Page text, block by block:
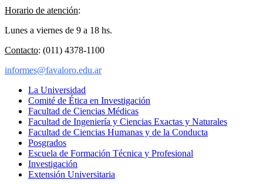
Horario de atención:
Lunes a viernes de 9 a 18 hs.
Contacto: (011) 4378-1100
informes@favaloro.edu.ar
La Universidad
Comité de Ética en Investigación
Facultad de Ciencias Médicas
Facultad de Ingeniería y Ciencias Exactas y Naturales
Facultad de Ciencias Humanas y de la Conducta
Posgrados
Escuela de Formación Técnica y Profesional
Investigación
Extensión Universitaria